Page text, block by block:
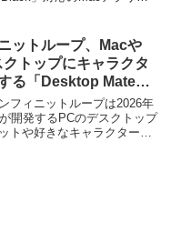
ットループ、Macや
クトップにキャラクタ
る「Desktop Mate」
リとなる「電卓 –
Widgets」をリリ
フィニットループは2026年
開発するPCのデスクトップ
トや好きなキャラクターを